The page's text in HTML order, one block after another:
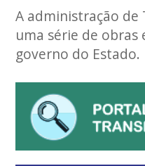
A administração
uma série de obras
governo do Estado.